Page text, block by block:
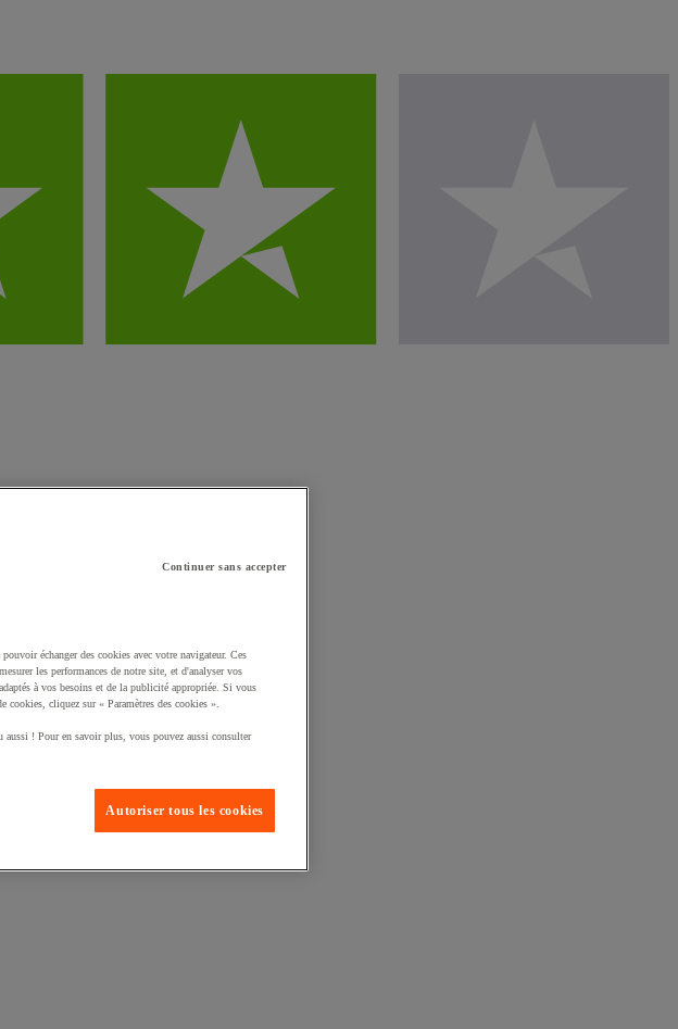
Continuer sans accepter
échanger des cookies avec votre navigateur. Ces
les performances de notre site, et d'analyser vos
à vos besoins et de la publicité appropriée. Si vous
cliquez sur « Paramètres des cookies ».
! Pour en savoir plus, vous pouvez aussi consulter
Autoriser tous les cookies